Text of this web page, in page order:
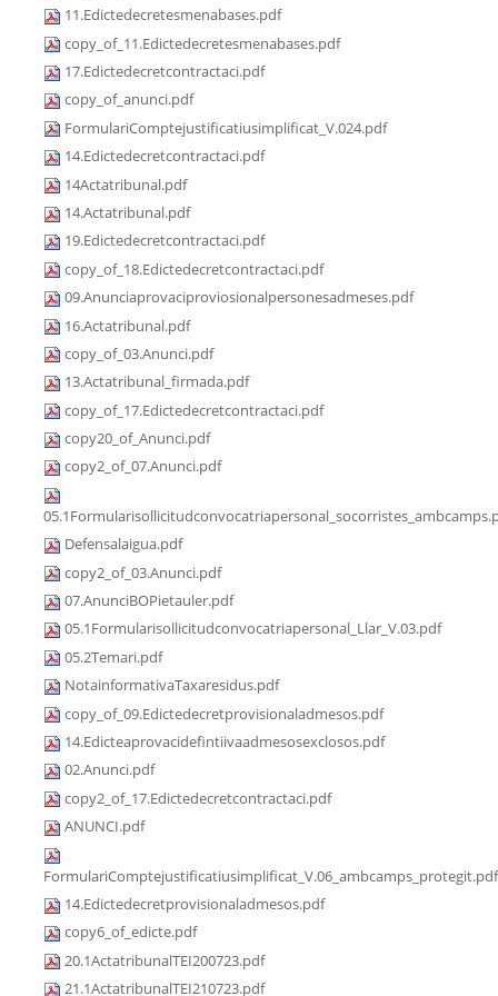
11.Edictedecretesmenabases.pdf
copy_of_11.Edictedecretesmenabases.pdf
17.Edictedecretcontractaci.pdf
copy_of_anunci.pdf
FormulariComptejustificatiusimplificat_V.024.pdf
14.Edictedecretcontractaci.pdf
14Actatribunal.pdf
14.Actatribunal.pdf
19.Edictedecretcontractaci.pdf
copy_of_18.Edictedecretcontractaci.pdf
09.Anunciaprovaciproviosionalpersonesadmeses.pdf
16.Actatribunal.pdf
copy_of_03.Anunci.pdf
13.Actatribunal_firmada.pdf
copy_of_17.Edictedecretcontractaci.pdf
copy20_of_Anunci.pdf
copy2_of_07.Anunci.pdf
Defensalaigua.pdf
copy2_of_03.Anunci.pdf
07.AnunciBOPietauler.pdf
05.1Formularisollicitudconvocatriapersonal_Llar_V.03.pdf
05.2Temari.pdf
NotainformativaTaxaresidus.pdf
copy_of_09.Edictedecretprovisionaladmesos.pdf
14.Edicteaprovacidefintiivaadmesosexclosos.pdf
02.Anunci.pdf
copy2_of_17.Edictedecretcontractaci.pdf
ANUNCI.pdf
FormulariComptejustificatiusimplificat_V.06_ambcamps_protegit.pdf
14.Edictedecretprovisionaladmesos.pdf
copy6_of_edicte.pdf
20.1ActatribunalTEI200723.pdf
21.1ActatribunalTEI210723.pdf